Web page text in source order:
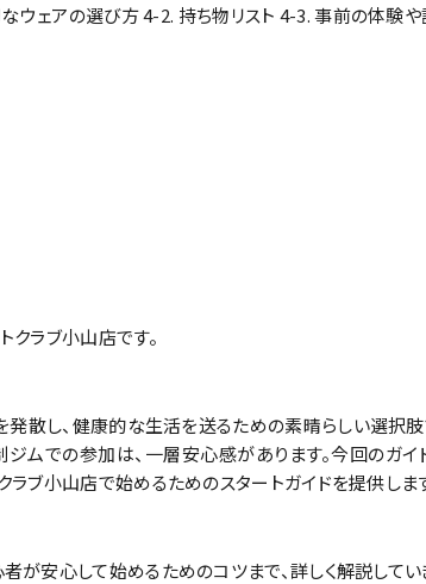
ウェアの選び方 4-2. 持ち物リスト 4-3. 事前の体験
クラブ小山店です。
発散し、健康的な生活を送るための素晴らしい選択
ムでの参加は、一層安心感があります。今回のガイ
ブ小山店で始めるためのスタートガイドを提供しま
安心して始めるためのコツまで、詳しく解説してい